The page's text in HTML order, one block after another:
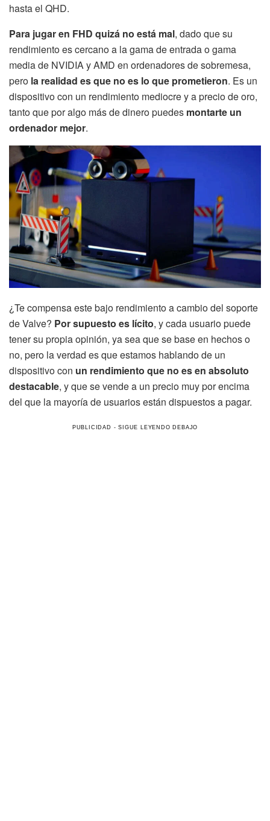
hasta el QHD.
Para jugar en FHD quizá no está mal, dado que su
rendimiento es cercano a la gama de entrada o gama
media de NVIDIA y AMD en ordenadores de sobremesa,
pero la realidad es que no es lo que prometieron. Es un
dispositivo con un rendimiento mediocre y a precio de oro,
tanto que por algo más de dinero puedes montarte un
ordenador mejor.
¿Te compensa este bajo rendimiento a cambio del soporte
de Valve? Por supuesto es lícito, y cada usuario puede
tener su propia opinión, ya sea que se base en hechos o
no, pero la verdad es que estamos hablando de un
dispositivo con un rendimiento que no es en absoluto
destacable, y que se vende a un precio muy por encima
del que la mayoría de usuarios están dispuestos a pagar.